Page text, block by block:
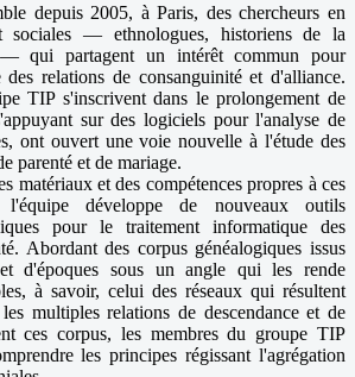
depuis 2005, à Paris, des chercheurs en
sociales — ethnologues, historiens de la
qui partagent un intérêt commun pour
des relations de consanguinité et d'alliance.
TIP s'inscrivent dans le prolongement de
sur des logiciels pour l'analyse de
ont ouvert une voie nouvelle à l'étude des
parenté et de mariage.
matériaux et des compétences propres à ces
l'équipe développe de nouveaux outils
pour le traitement informatique des
Abordant des corpus généalogiques issus
d'époques sous un angle qui les rende
à savoir, celui des réseaux qui résultent
multiples relations de descendance et de
ces corpus, les membres du groupe TIP
les principes régissant l'agrégation